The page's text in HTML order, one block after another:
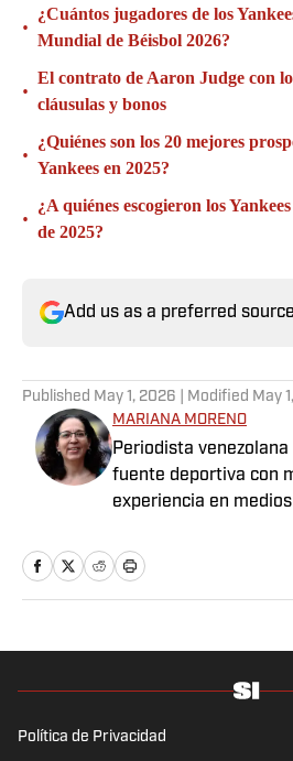
•
¿Cuántos jugadores de los
Mundial de Béisbol 2026?
•
El contrato de Aaron Judge con
cláusulas y bonos
•
¿Quiénes son los 20 mejores
Yankees en 2025?
•
¿A quiénes escogieron los
de 2025?
Add us as a preferred
Published May 1, 2026 | Modified May
MARIANA MORENO
Periodista
fuente deportiva con
experiencia en
Panamericanos,
otros eventos.
Política de Privacidad